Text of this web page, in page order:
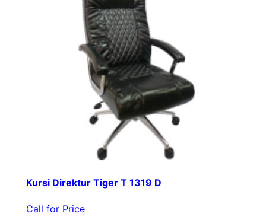
Kursi Direktur Tiger T 1319 D
Call for Price